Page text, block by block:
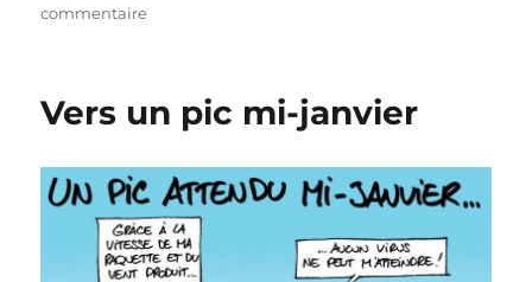
commentairesur
pour
Djokovic
Vers un pic mi-janvier